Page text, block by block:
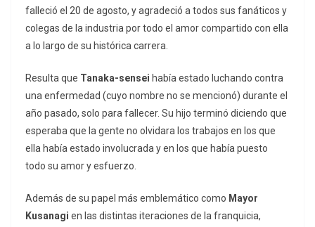
falleció el 20 de agosto, y agradeció a todos sus fanáticos y
colegas de la industria por todo el amor compartido con ella
a lo largo de su histórica carrera.
Resulta que Tanaka-sensei había estado luchando contra
una enfermedad (cuyo nombre no se mencionó) durante el
año pasado, solo para fallecer. Su hijo terminó diciendo que
esperaba que la gente no olvidara los trabajos en los que
ella había estado involucrada y en los que había puesto
todo su amor y esfuerzo.
Además de su papel más emblemático como Mayor
Kusanagi en las distintas iteraciones de la franquicia,